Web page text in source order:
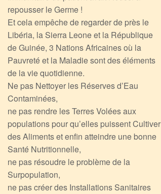
repousser le Germe !
Et cela empêche de regarder de près le
Libéria, la Sierra Leone et la République
de Guinée, 3 Nations Africaines où la
Pauvreté et la Maladie sont des éléments
de la vie quotidienne.
Ne pas Nettoyer les Réserves d’Eau
Contaminées,
ne pas rendre les Terres Volées aux
populations pour qu’elles puissent Cultiver
des Aliments et enfin atteindre une bonne
Santé Nutritionnelle,
ne pas résoudre le problème de la
Surpopulation,
ne pas créer des Installations Sanitaires